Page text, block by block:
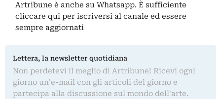
Artribune è anche su Whatsapp. È sufficiente
cliccare qui per iscriversi al canale ed essere
sempre aggiornati
Lettera, la newsletter quotidiana
Non perdetevi il meglio di Artribune! Ricevi ogni
giorno un'e-mail con gli articoli del giorno e
partecipa alla discussione sul mondo dell'arte.